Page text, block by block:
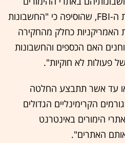
המקוונים, אמרה היום דוברת ה-FBI, שהוסיפה כי "החשבונות
האמריקניות כחלק מהחקירה
האם הכספים והחשבונות
פעולות לא חוקיות".
עד אשר תתבצע החלטה
הקרימינליים הגדולים
הימורים באינטרנט
האתרים".